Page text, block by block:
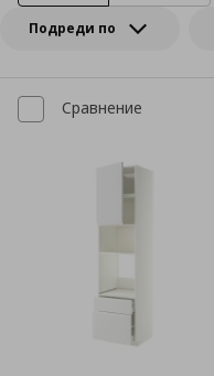
Подреди по
Сравнение